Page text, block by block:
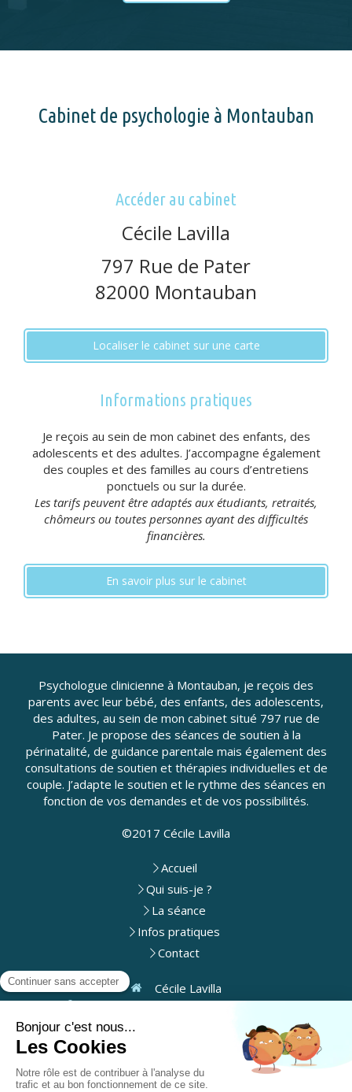
Cabinet de psychologie à Montauban
Accéder au cabinet
Cécile Lavilla
797 Rue de Pater
82000 Montauban
Localiser le cabinet sur une carte
Informations pratiques
Je reçois au sein de mon cabinet des enfants, des
adolescents et des adultes. J’accompagne également
des couples et des familles au cours d’entretiens
ponctuels ou sur la durée.
Les tarifs peuvent être adaptés aux étudiants, retraités,
chômeurs ou toutes personnes ayant des difficultés
financières.
En savoir plus sur le cabinet
Psychologue clinicienne à Montauban, je reçois des
parents avec leur bébé, des enfants, des adolescents,
des adultes, au sein de mon cabinet situé 797 rue de
Pater. Je propose des séances de soutien à la
périnatalité, de guidance parentale mais également des
consultations de soutien et thérapies individuelles et de
couple. J’adapte le soutien et le rythme des séances en
fonction de vos demandes et de vos possibilités.
©2017 Cécile Lavilla
Accueil
Qui suis-je ?
La séance
Infos pratiques
Contact
Cécile Lavilla
797 Rue de Pater 82000 Montauban
Mentions légales